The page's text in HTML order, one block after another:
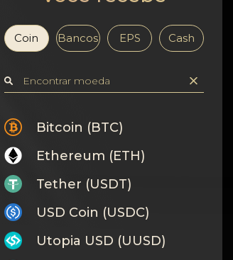
Coin Bancos EPS Cash
Bitcoin (BTC)
Ethereum (ETH)
Tether (USDT)
USD Coin (USDC)
Utopia USD (UUSD)